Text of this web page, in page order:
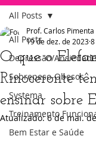
All Posts
Depressão/Ansiedade
Sobrepeso-Obesos
Systema
Treinamento
Bem Estar e Saúde
All Posts
O que o
Rinoceronte
ensinar sobre
Prof. Carlos Pimenta
19 de dez. de 2023
Atualizado:6 de mai.